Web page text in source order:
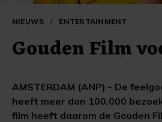
NIEUWS / ENTERTAINMENT
Gouden Film
AMSTERDAM (ANP) - De
heeft meer dan 100.000
film heeft daarom de Gouden